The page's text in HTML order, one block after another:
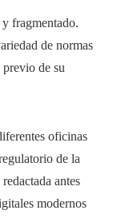
fragmentado.
de normas
de su
oficinas
de la
antes
modernos